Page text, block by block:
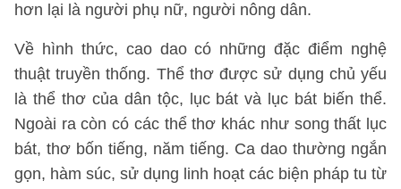
hơn lại là người phụ nữ, người nông dân.
Về hình thức, cao dao có những đặc điểm nghệ
thuật truyền thống. Thể thơ được sử dụng chủ yếu
là thể thơ của dân tộc, lục bát và lục bát biến thể.
Ngoài ra còn có các thể thơ khác như song thất lục
bát, thơ bốn tiếng, năm tiếng. Ca dao thường ngắn
gọn, hàm súc, sử dụng linh hoạt các biện pháp tu từ